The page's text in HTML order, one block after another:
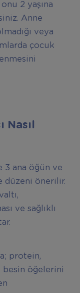
2 yaşına
Anne
veya
çocuk
ı Nası
3 ana öğün ve
düzeni önerilir.
ve sağlıklı
protein,
öğelerini